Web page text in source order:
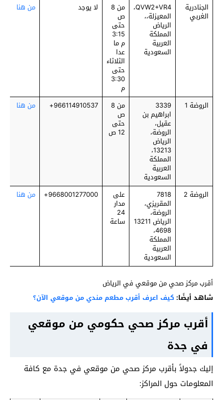
الجنادرية
الغربي
QVW2+VR4،
المعيزلة،،
الرياض
المملكة
العربية
السعودية
من 8
ص
حتى
3:15
م ما
عدا
الثلاثاء
حتى
3:30
م
لا يوجد من هنا
الروضة 1 3339
ابراهيم بن
عقيل،
الروضة،
الرياض
13213،
المملكة
العربية
السعودية
من 8
ص
حتى
12 ص
966114910537+ من هنا
الروضة 2 7818
المقريزي،
الروضة،
الرياض 13211
4698،
المملكة
العربية
السعودية
على
مدار
24
ساعة
9668001277000+ من هنا
أقرب مركز صحي من موقعي في الرياض
شاهد أيضًا: كيف اعرف أقرب مطعم مندي من موقعي الآن؟
أقرب مركز صحي حكومي من موقعي
في جدة
إليك جدولاً بأقرب مركز صحي من موقعي في جدة مع كافة
المعلومات حول المراكز: